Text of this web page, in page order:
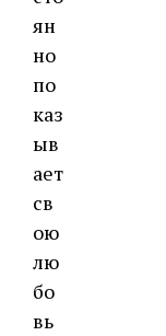
ян
но
по
каз
ыв
ает
св
ою
лю
бо
вь